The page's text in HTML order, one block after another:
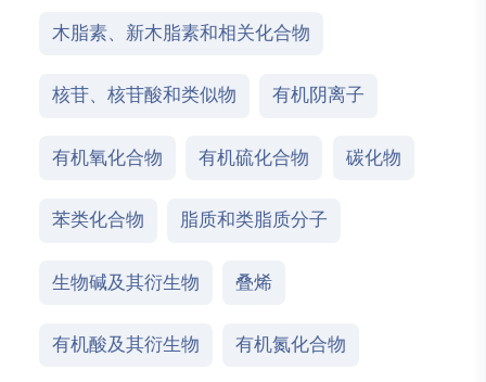
木脂素、新木脂素和相关化合物
核苷、核苷酸和类似物 有机阴离子
有机氧化合物 有机硫化合物 碳化物
苯类化合物 脂质和类脂质分子
生物碱及其衍生物 叠烯
有机酸及其衍生物 有机氮化合物